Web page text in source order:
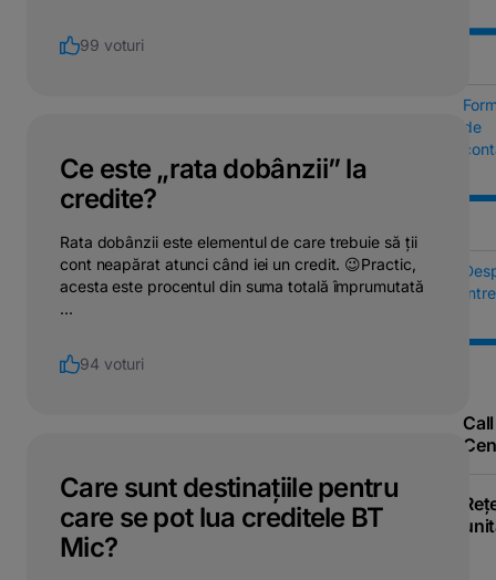
de
Call
99 voturi
Ce este „rata dobânzii” la
credite?
Rata dobânzii este elementul de care trebuie să ții
cont neapărat atunci când iei un credit. 😉Practic,
acesta este procentul din suma totală împrumutată
...
94 voturi
Care sunt destinațiile pentru
care se pot lua creditele BT
Mic?